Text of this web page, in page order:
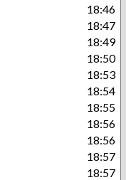
18:46
18:47
18:49
18:50
18:53
18:54
18:55
18:56
18:56
18:57
18:57